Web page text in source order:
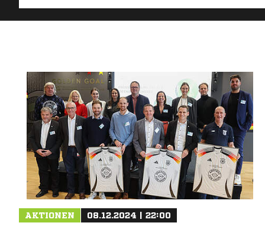
AKTIONEN 08.12.2024 | 22:00